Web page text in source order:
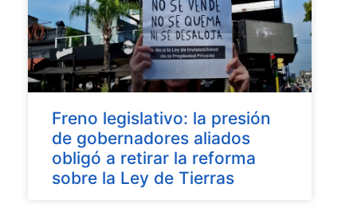
Freno legislativo: la presión
de gobernadores aliados
obligó a retirar la reforma
sobre la Ley de Tierras